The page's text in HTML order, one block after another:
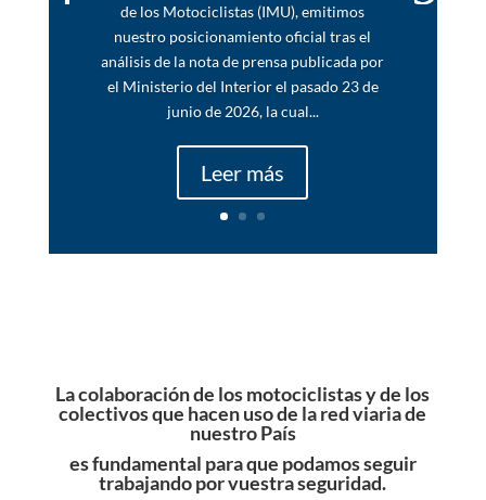
de los Motociclistas (IMU), emitimos
nuestro posicionamiento oficial tras el
análisis de la nota de prensa publicada por
el Ministerio del Interior el pasado 23 de
junio de 2026, la cual...
Leer más
La colaboración de los motociclistas y de los
colectivos que hacen uso de la red viaria de
nuestro País
es fundamental para que podamos seguir
trabajando por vuestra seguridad.